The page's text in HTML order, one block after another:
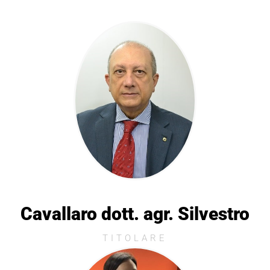
Cavallaro dott. agr. Silvestro
TITOLARE